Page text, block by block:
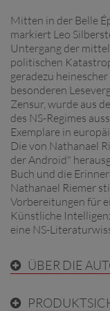
Mitten in der Belle
markiert Leo
Untergang der
politischen
geradezu
besonderen
Zensur, wurde aus
des NS-Regimes
Exemplare in
Die von Nathanael
der Android"
Buch und die
Nathanael Riemer
Vorbereitungen für
Künstliche
eine NS-
ÜBER DIE